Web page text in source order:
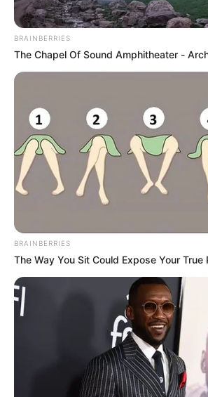
Gamers
celular
Top 10
más
historia
BRAINBERRIES
The Chapel Of Sound Amphitheater -
BRAINBERRIES
The Way You Sit Could Expose Your True